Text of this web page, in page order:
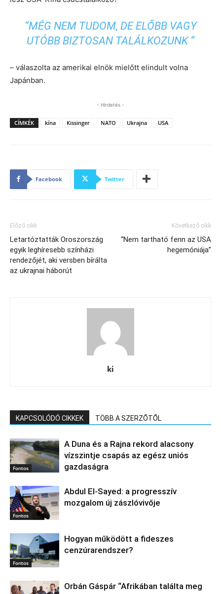
“MÉG NEM TUDOM, DE ELŐBB VAGY
UTÓBB BIZTOSAN TALÁLKOZUNK “
– válaszolta az amerikai elnök mielőtt elindult volna
Japánban.
- Hirdetés -
CÍMKÉK kína Kissinger NATO Ukrajna USA
Facebook Twitter
Előző cikk
Letartóztatták Oroszország
egyik leghíresebb színházi
rendezőjét, aki versben bírálta
az ukrajnai háborút
Következő cikk
“Nem tartható fenn az USA
hegemóniája”
ki
KAPCSOLÓDÓ CIKKEK TÖBB A SZERZŐTŐL
Fontos
A Duna és a Rajna rekord alacsony
vízszintje csapás az egész uniós
gazdaságra
Fontos
Abdul El‑Sayed: a progresszív
mozgalom új zászlóvivője
Fontos
Hogyan működött a fideszes
cenzúrarendszer?
Orbán Gáspár “Afrikában találta meg